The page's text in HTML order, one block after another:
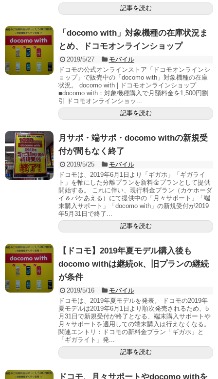
記事を読む
「docomo with」対象機種の在庫状況ま
とめ、ドコモオンラインショップ
2019/5/27
モバイル
ドコモの公式オンラインストア「ドコモオンラインシ
ョップ」で販売中の「docomo with」対象機種の在庫
状況。 docomo with | ドコモオンラインショップ
■docomo with：対象機種購入で月額料金を1,500円割
引 ドコモオンラインショッ...
記事を読む
月サポ・端サポ・docomo withの新規受
付が間もなく終了
2019/5/25
モバイル
ドコモは、2019年6月1日より「ギガホ」「ギガライ
ト」を軸にした分離プランを新料金プランとして提供
開始する。 これに伴い、現行料金プラン（カケホーダ
イ＆パケあえる）にて提供中の「月々サポート」「端
末購入サポート」「docomo with」の新規受付が2019
年5月31日で終了...
記事を読む
【ドコモ】2019年夏モデル購入後も
docomo withは継続ok、旧プランの継続
が条件
2019/5/16
モバイル
ドコモは、2019年夏モデルを発表。 ドコモの2019年
夏モデルは2019年6月1日より順次発売されるため、5
月31日で新規受付が終了となる、端末購入サポートや
月々サポートを適用しての端末購入は行えなくなる。
関連エントリ：ドコモの新料金プラン「ギガホ」と
「ギガライト」発...
記事を読む
ドコモ、月々サポートやdocomo withを